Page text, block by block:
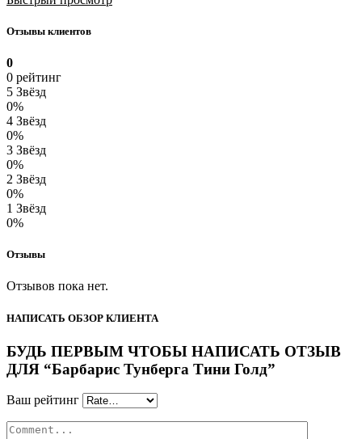
Отзывы клиентов
0
0 рейтинг
5 Звёзд
0%
4 Звёзд
0%
3 Звёзд
0%
2 Звёзд
0%
1 Звёзд
0%
Отзывы
Отзывов пока нет.
НАПИСАТЬ ОБЗОР КЛИЕНТА
БУДЬ ПЕРВЫМ ЧТОБЫ НАПИСАТЬ ОТЗЫВ
ДЛЯ “Барбарис Тунберга Тини Голд”
Ваш рейтинг